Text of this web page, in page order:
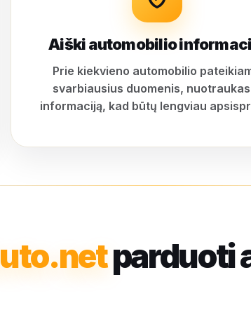
Aiški automobilio
Prie kiekvieno automobilio
svarbiausius duomenis,
informaciją, kad būtų lengviau
parduoti